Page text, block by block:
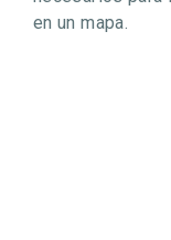
en un mapa.